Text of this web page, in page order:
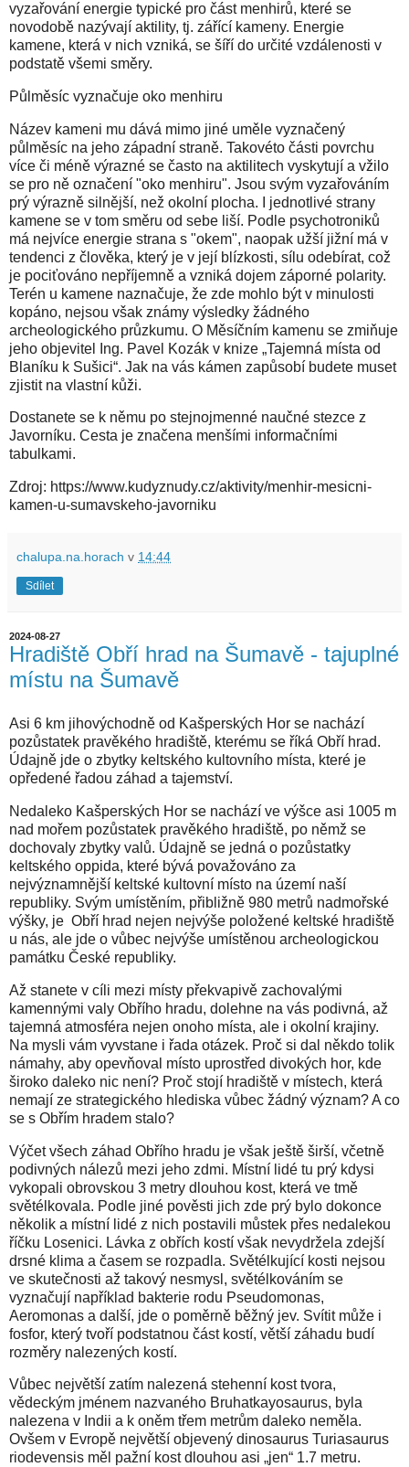
vyzařování energie typické pro část menhirů, které se
novodobě nazývají aktility, tj. zářící kameny. Energie
kamene, která v nich vzniká, se šíří do určité vzdálenosti v
podstatě všemi směry.
Půlměsíc vyznačuje oko menhiru
Název kameni mu dává mimo jiné uměle vyznačený
půlměsíc na jeho západní straně. Takovéto části povrchu
více či méně výrazné se často na aktilitech vyskytují a vžilo
se pro ně označení "oko menhiru". Jsou svým vyzařováním
prý výrazně silnější, než okolní plocha. I jednotlivé strany
kamene se v tom směru od sebe liší. Podle psychotroniků
má nejvíce energie strana s "okem", naopak užší jižní má v
tendenci z člověka, který je v její blízkosti, sílu odebírat, což
je pociťováno nepříjemně a vzniká dojem záporné polarity.
Terén u kamene naznačuje, že zde mohlo být v minulosti
kopáno, nejsou však známy výsledky žádného
archeologického průzkumu. O Měsíčním kamenu se zmiňuje
jeho objevitel Ing. Pavel Kozák v knize „Tajemná místa od
Blaníku k Sušici“. Jak na vás kámen zapůsobí budete muset
zjistit na vlastní kůži.
Dostanete se k němu po stejnojmenné naučné stezce z
Javorníku. Cesta je značena menšími informačními
tabulkami.
Zdroj: https://www.kudyznudy.cz/aktivity/menhir-mesicni-
kamen-u-sumavskeho-javorniku
chalupa.na.horach v 14:44
Sdílet
2024-08-27
Hradiště Obří hrad na Šumavě - tajuplné
místu na Šumavě
Asi 6 km jihovýchodně od Kašperských Hor se nachází
pozůstatek pravěkého hradiště, kterému se říká Obří hrad.
Údajně jde o zbytky keltského kultovního místa, které je
opředené řadou záhad a tajemství.
Nedaleko Kašperských Hor se nachází ve výšce asi 1005 m
nad mořem pozůstatek pravěkého hradiště, po němž se
dochovaly zbytky valů. Údajně se jedná o pozůstatky
keltského oppida, které bývá považováno za
nejvýznamnější keltské kultovní místo na území naší
republiky. Svým umístěním, přibližně 980 metrů nadmořské
výšky, je Obří hrad nejen nejvýše položené keltské hradiště
u nás, ale jde o vůbec nejvýše umístěnou archeologickou
památku České republiky.
Až stanete v cíli mezi místy překvapivě zachovalými
kamennými valy Obřího hradu, dolehne na vás podivná, až
tajemná atmosféra nejen onoho místa, ale i okolní krajiny.
Na mysli vám vyvstane i řada otázek. Proč si dal někdo tolik
námahy, aby opevňoval místo uprostřed divokých hor, kde
široko daleko nic není? Proč stojí hradiště v místech, která
nemají ze strategického hlediska vůbec žádný význam? A co
se s Obřím hradem stalo?
Výčet všech záhad Obřího hradu je však ještě širší, včetně
podivných nálezů mezi jeho zdmi. Místní lidé tu prý kdysi
vykopali obrovskou 3 metry dlouhou kost, která ve tmě
světélkovala. Podle jiné pověsti jich zde prý bylo dokonce
několik a místní lidé z nich postavili můstek přes nedalekou
říčku Losenici. Lávka z obřích kostí však nevydržela zdejší
drsné klima a časem se rozpadla. Světélkující kosti nejsou
ve skutečnosti až takový nesmysl, světélkováním se
vyznačují například bakterie rodu Pseudomonas,
Aeromonas a další, jde o poměrně běžný jev. Svítit může i
fosfor, který tvoří podstatnou část kostí, větší záhadu budí
rozměry nalezených kostí.
Vůbec největší zatím nalezená stehenní kost tvora,
vědeckým jménem nazvaného Bruhatkayosaurus, byla
nalezena v Indii a k oněm třem metrům daleko neměla.
Ovšem v Evropě největší objevený dinosaurus Turiasaurus
riodevensis měl pažní kost dlouhou asi „jen“ 1.7 metru.